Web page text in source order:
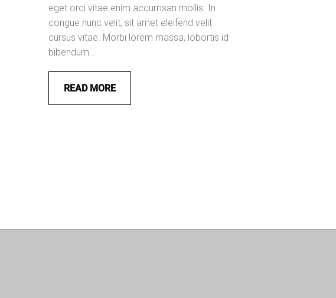
eget orci vitae enim accumsan mollis. In
congue nunc velit, sit amet eleifend velit
cursus vitae. Morbi lorem massa, lobortis id
bibendum…
READ MORE